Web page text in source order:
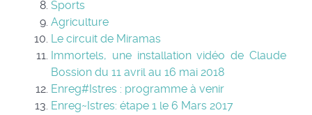
Sports
Agriculture
Le circuit de Miramas
Immortels, une installation vidéo de Claude
Bossion du 11 avril au 16 mai 2018
Enreg#Istres : programme à venir
Enreg~Istres: étape 1 le 6 Mars 2017